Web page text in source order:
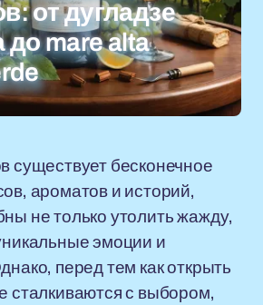
от дугладзе
до mare alta
существует бесконечное
ароматов и историй,
не только утолить жажду,
эмоции и
перед тем как открыть
сталкиваются с выбором,